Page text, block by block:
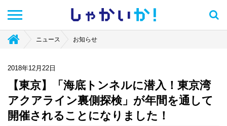
しゃかい か！
ニュース お知らせ
2018年12月22日
【東京】「海底トンネルに潜入！東京湾
アクアライン裏側探検」が年間を通して
開催されることになりました！